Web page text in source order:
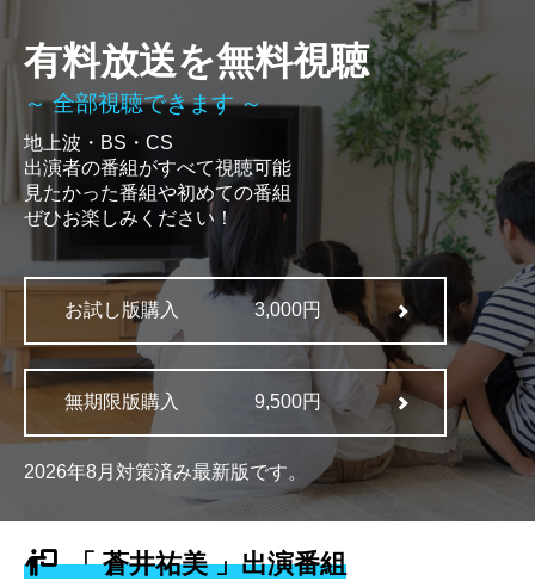
有料放送を無料視聴
～ 全部視聴できます ～
地上波・BS・CS
出演者の番組がすべて視聴可能
見たかった番組や初めての番組
ぜひお楽しみください！
お試し版購入 3,000円
無期限版購入 9,500円
2026年8月対策済み最新版です。
「 蒼井祐美 」出演番組